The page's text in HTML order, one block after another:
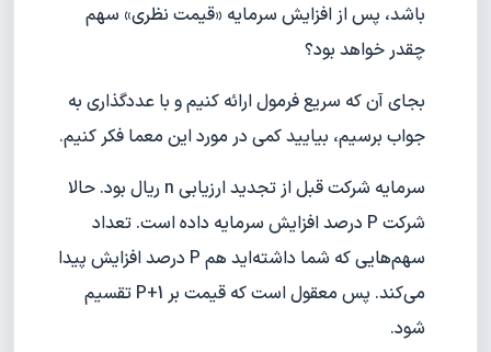
باشد، پس از افزایش سرمایه «قیمت نظری» سهم
چقدر خواهد بود؟
بجای آن که سریع فرمول ارائه کنیم و با عددگذاری به
جواب برسیم، بیایید کمی در مورد این معما فکر کنیم.
سرمایه شرکت قبل از تجدید ارزیابی n ریال بود. حالا
شرکت P درصد افزایش سرمایه داده است. تعداد
سهم‌هایی که شما داشته‌اید هم P درصد افزایش پیدا
می‌کند. پس معقول است که قیمت بر P+1 تقسیم
شود.